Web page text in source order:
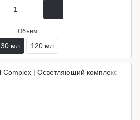
Объем
30 мл 120 мл